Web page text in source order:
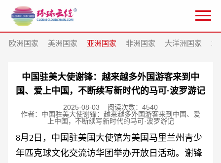
欧洲国家 美洲国家 亚洲国家 非洲国家 大洋洲国家 北
中国驻美大使谢锋：越来越多外国游客来到中
国、爱上中国，不断续写新时代的马可·波罗游记
2025-08-03
阅读次数：4540
作者：中国驻美大使谢锋：越来越多外国游客来到中国、爱
上中国，不断续写新时代的马可·波罗游记
8月2日，中国驻美国大使馆为美国马里兰州青少
年匹克球文化交流访华团举办开放日活动。谢锋